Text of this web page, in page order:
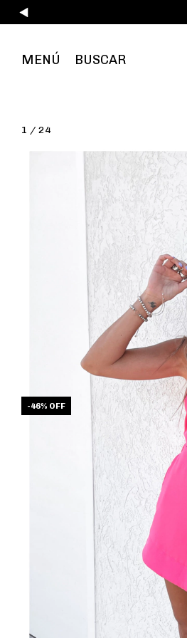
MENÚ BUSCAR
1 / 24
-46% OFF